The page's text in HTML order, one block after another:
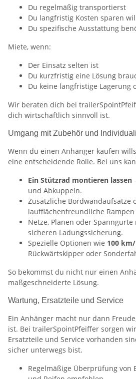
Du regelmäßig transportierst
Du langfristig Kosten sparen
Du spezifische Ausstattung
Miete, wenn:
Der Einsatz selten ist
Du kurzfristig eine Lösung
Du keine langfristige Lagerung
Wir beraten dich bei
dich wirtschaftlich sinnvoll ist.
Umgang mit Zubehör und
Wenn du einen Anhänger kaufen
eine entscheidende Rolle. Bei uns
Ein Stützrad montieren lassen
und Abkuppeln.
Zusätzliche Bordwandaufsätze
laufflächenfreundliche
Netze, Planen oder
sicheren Ladungssicherung.
Spezielle Optionen wie 100
Rückwärtskipper oder
So bekommst du nicht nur einen
maßgeschneiderte Lösung.
Wartung, Ersatzteile und Service
Ein Anhänger macht nur dann
ist. Bei trailerSpointPfeiffer sorgen
Ersatzteile und Service vorhanden
sicher unterwegs bist.
Regelmäßige Überprüfung von